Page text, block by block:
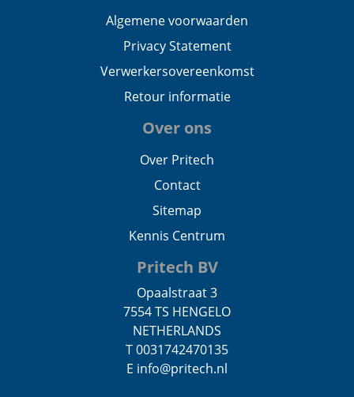
Algemene voorwaarden
Privacy Statement
Verwerkersovereenkomst
Retour informatie
Over ons
Over Pritech
Contact
Sitemap
Kennis Centrum
Pritech BV
Opaalstraat 3
7554 TS HENGELO
NETHERLANDS
T 0031742470135
E info@pritech.nl